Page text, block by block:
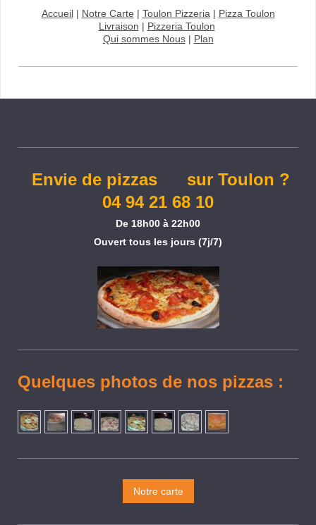
Accueil| Notre Carte | Toulon Pizzeria | Pizza Toulon
Livraison | Pizzeria Toulon
Qui sommes Nous| Plan
Envie de pizzas sur Toulon ?
04 94 21 68 10
De 18h00 à 22h00
Ouvert tous les jours (7j/7)
Quelques photos de nos pizzas :
Notre carte